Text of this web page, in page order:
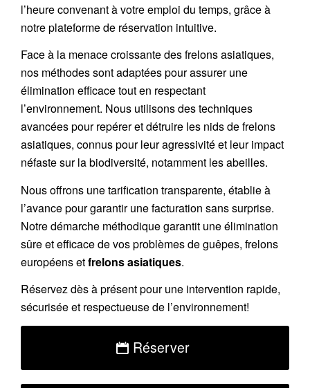
l’heure convenant à votre emploi du temps, grâce à
notre plateforme de réservation intuitive.
Face à la menace croissante des frelons asiatiques,
nos méthodes sont adaptées pour assurer une
élimination efficace tout en respectant
l’environnement. Nous utilisons des techniques
avancées pour repérer et détruire les nids de frelons
asiatiques, connus pour leur agressivité et leur impact
néfaste sur la biodiversité, notamment les abeilles.
Nous offrons une tarification transparente, établie à
l’avance pour garantir une facturation sans surprise.
Notre démarche méthodique garantit une élimination
sûre et efficace de vos problèmes de guêpes, frelons
européens etfrelons asiatiques.
Réservez dès à présent pour une intervention rapide,
sécurisée et respectueuse de l’environnement!
Réserver